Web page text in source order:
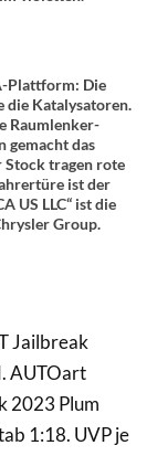
Plattform: Die
die Katalysatoren.
Raumlenker-
gemacht das
Stock tragen rote
ist der
US LLC“ ist die
Group.
Jailbreak
AUTOart
2023 Plum
1:18. UVP je